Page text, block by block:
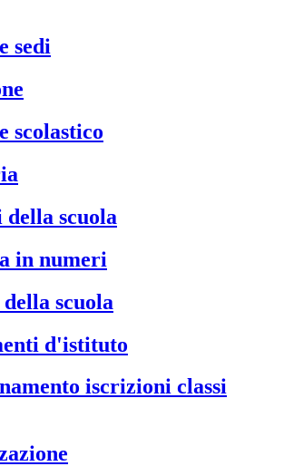
sedi
scolastico
della scuola
in numeri
della scuola
d'istituto